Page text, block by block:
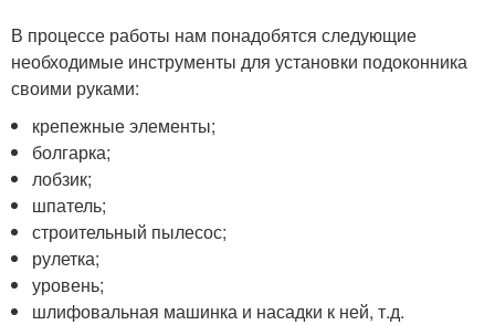
В процессе работы нам понадобятся следующие
необходимые инструменты для установки подоконника
своими руками:
крепежные элементы;
болгарка;
лобзик;
шпатель;
строительный пылесос;
рулетка;
уровень;
шлифовальная машинка и насадки к ней, т.д.